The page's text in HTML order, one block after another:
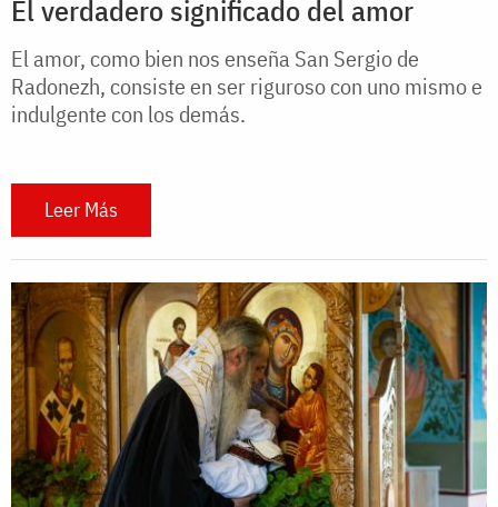
El verdadero significado del amor
El amor, como bien nos enseña San Sergio de
Radonezh, consiste en ser riguroso con uno mismo e
indulgente con los demás.
Leer Más